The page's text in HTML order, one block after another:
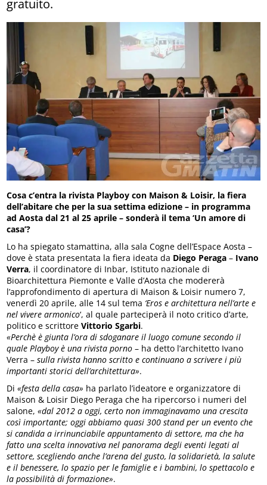
gratuito.
Cosa c’entra la rivista Playboy con Maison & Loisir, la fiera
dell’abitare che per la sua settima edizione – in programma
ad Aosta dal 21 al 25 aprile – sonderà il tema ‘Un amore di
casa’?
Lo ha spiegato stamattina, alla sala Cogne dell’Espace Aosta –
dove è stata presentata la fiera ideata da Diego Peraga – Ivano
Verra, il coordinatore di Inbar, Istituto nazionale di
Bioarchitettura Piemonte e Valle d’Aosta che modererà
l’approfondimento di apertura di Maison & Loisir numero 7,
venerdì 20 aprile, alle 14 sul tema ‘Eros e architettura nell’arte e
nel vivere armonico‘, al quale parteciperà il noto critico d’arte,
politico e scrittoreVittorio Sgarbi.
«Perchè è giunta l’ora di sdoganare il luogo comune secondo il
quale Playboy è una rivista porno – ha detto l’architetto Ivano
Verra – sulla rivista hanno scritto e continuano a scrivere i più
importanti storici dell’architettura».
Di«festa della casa» ha parlato l’ideatore e organizzatore di
Maison & Loisir Diego Peraga che ha ripercorso i numeri del
salone,«dal 2012 a oggi, certo non immaginavamo una crescita
così importante; oggi abbiamo quasi 300 stand per un evento che
si candida a irrinunciabile appuntamento di settore, ma che ha
fatto una scelta innovativa nel panorama degli eventi legati al
settore, scegliendo anche l’arena del gusto, la solidarietà, la salute
e il benessere, lo spazio per le famiglie e i bambini, lo spettacolo e
la possibilità di formazione».